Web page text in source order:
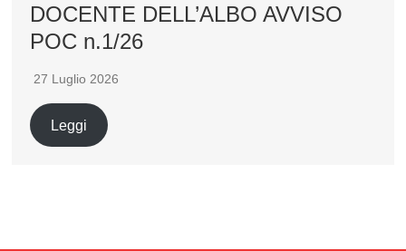
DOCENTE DELL’ALBO AVVISO
POC n.1/26
27 Luglio 2026
Leggi